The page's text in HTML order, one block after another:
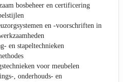
bosbeheer en certificering
en -voorschriften in
en stapeltechnieken
voor meubelen
, onderhouds- en